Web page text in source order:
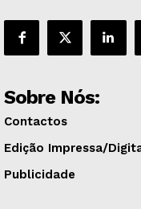
Sobre Nós:
Contactos
Edição Impressa/
Publicidade